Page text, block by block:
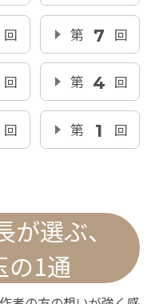
回 第 7 回
回 第 4 回
回 第 1 回
が選ぶ、
の1通